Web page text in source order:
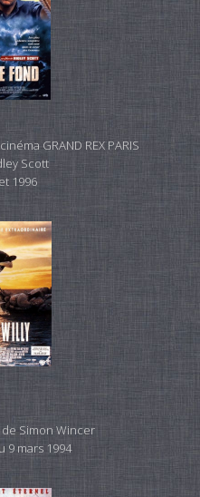
GRAND REX PARIS
Scott
1996
de Simon Wincer
9 mars 1994